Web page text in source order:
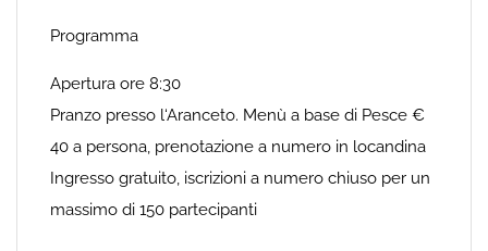
Programma
Apertura ore 8:30
Pranzo presso l‘Aranceto. Menù a base di Pesce €
40 a persona, prenotazione a numero in locandina
Ingresso gratuito, iscrizioni a numero chiuso per un
massimo di 150 partecipanti